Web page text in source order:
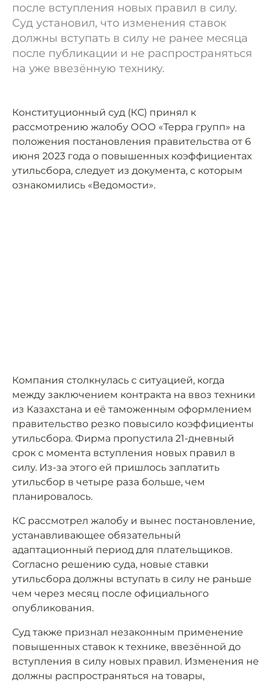
после вступления новых правил в силу.
Суд установил, что изменения ставок
должны вступать в силу не ранее месяца
после публикации и не распространяться
на уже ввезённую технику.
Конституционный суд (КС) принял к
рассмотрению жалобу ООО «Терра групп» на
положения постановления правительства от 6
июня 2023 года о повышенных коэффициентах
утильсбора, следует из документа, с которым
ознакомились «Ведомости».
Компания столкнулась с ситуацией, когда
между заключением контракта на ввоз техники
из Казахстана и её таможенным оформлением
правительство резко повысило коэффициенты
утильсбора. Фирма пропустила 21-дневный
срок с момента вступления новых правил в
силу. Из-за этого ей пришлось заплатить
утильсбор в четыре раза больше, чем
планировалось.
КС рассмотрел жалобу и вынес постановление,
устанавливающее обязательный
адаптационный период для плательщиков.
Согласно решению суда, новые ставки
утильсбора должны вступать в силу не раньше
чем через месяц после официального
опубликования.
Суд также признал незаконным применение
повышенных ставок к технике, ввезённой до
вступления в силу новых правил. Изменения не
должны распространяться на товары,